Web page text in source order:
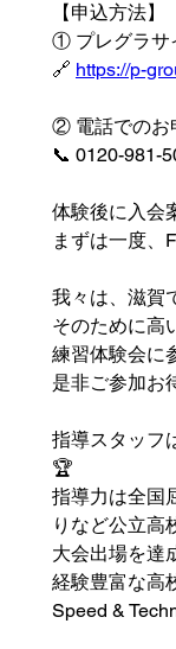
【申込方法】
① プレグラサ
🔗 https://p-
② 電話でのお
📞 0120-981-
体験後に入会
まずは一度、
我々は、滋賀
そのために高
練習体験会に
是非ご参加お
指導スタッフ
🏆
指導力は全国
りなど公立高
大会出場を達
経験豊富な高
Speed &